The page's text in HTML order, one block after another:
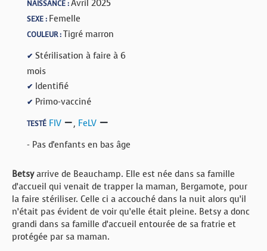
NAISSANCE :Avril 2025
SEXE : Femelle
COULEUR :Tigré marron
✔ Stérilisation à faire à 6
mois
✔ Identifié
✔ Primo-vacciné
TESTÉ FIV , FeLV
- Pas d'enfants en bas âge
Betsyarrive de Beauchamp. Elle est née dans sa famille
d’accueil qui venait de trapper la maman, Bergamote, pour
la faire stériliser. Celle ci a accouché dans la nuit alors qu’il
n’était pas évident de voir qu’elle était pleine. Betsy a donc
grandi dans sa famille d’accueil entourée de sa fratrie et
protégée par sa maman.